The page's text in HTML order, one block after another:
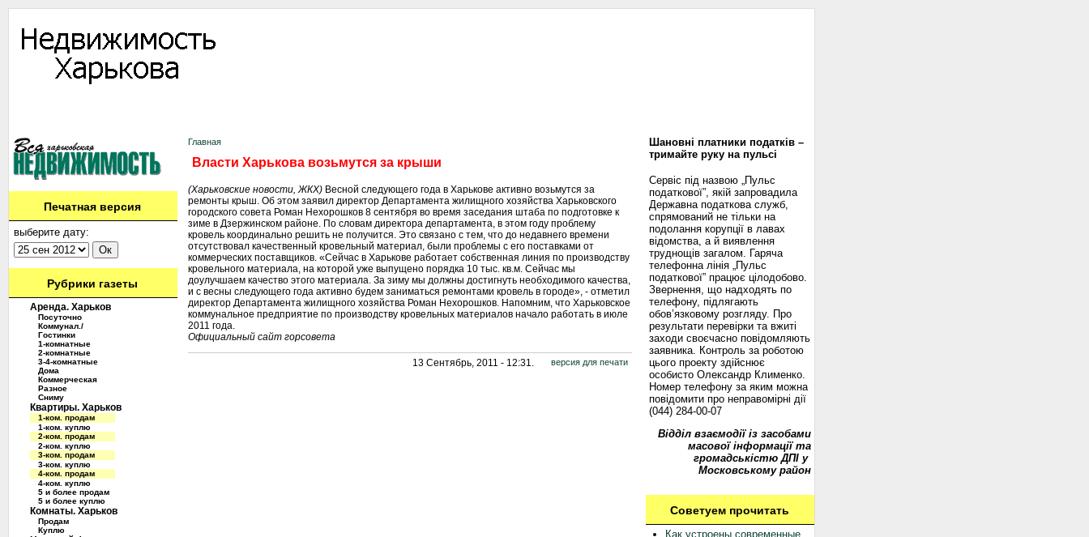
Печатная версия
выберите дату:
Рубрики газеты
Аренда. Харьков
Посуточно
Коммунал./
Гостинки
1-комнатные
2-комнатные
3-4-комнатные
Дома
Коммерческая
Разное
Сниму
Квартиры. Харьков
1-ком. продам
1-ком. куплю
2-ком. продам
2-ком. куплю
3-ком. продам
3-ком. куплю
4-ком. продам
4-ком. куплю
5 и более продам
5 и более куплю
Комнаты. Харьков
Продам
Куплю
Главная
Власти Харькова возьмутся за крыши
(Харьковские новости, ЖКХ) Весной следующего года в Харькове активно возьмутся за
ремонты крыш. Об этом заявил директор Департамента жилищного хозяйства Харьковского
городского совета Роман Нехорошков 8 сентября во время заседания штаба по подготовке к
зиме в Дзержинском районе. По словам директора департамента, в этом году проблему
кровель координально решить не получится. Это связано с тем, что до недавнего времени
отсутствовал качественный кровельный материал, были проблемы с его поставками от
коммерческих поставщиков. «Сейчас в Харькове работает собственная линия по производству
кровельного материала, на которой уже выпущено порядка 10 тыс. кв.м. Сейчас мы
доулучшаем качество этого материала. За зиму мы должны достигнуть необходимого качества,
и с весны следующего года активно будем заниматься ремонтами кровель в городе», - отметил
директор Департамента жилищного хозяйства Роман Нехорошков. Напомним, что Харьковское
коммунальное предприятие по производству кровельных материалов начало работать в июле
2011 года.
Официальный сайт горсовета
13 Сентябрь, 2011 - 12:31. версия для печати
Шановні платники податків –
тримайте руку на пульсі
Сервіс під назвою „Пульс
податкової”, якій запровадила
Державна податкова служб,
спрямований не тільки на
подолання корупції в лавах
відомства, а й виявлення
труднощів загалом. Гаряча
телефонна лінія „Пульс
податкової” працює цілодобово.
Звернення, що надходять по
телефону, підлягають
обов’язковому розгляду. Про
результати перевірки та вжиті
заходи своєчасно повідомляють
заявника. Контроль за роботою
цього проекту здійснює
особисто Олександр Клименко.
Номер телефону за яким можна
повідомити про неправомірні дії
(044) 284-00-07
Відділ взаємодії із засобами
масової інформації та
громадськістю ДПІ у
Московському район
Советуем прочитать
Как устроены современные